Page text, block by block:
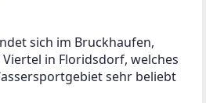
sich im Bruckhaufen,
in Floridsdorf, welches
sehr beliebt